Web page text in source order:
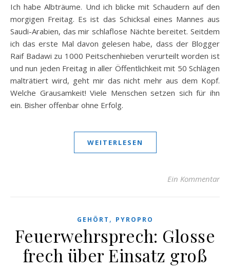
Ich habe Albträume. Und ich blicke mit Schaudern auf den
morgigen Freitag. Es ist das Schicksal eines Mannes aus
Saudi-Arabien, das mir schlaflose Nächte bereitet. Seitdem
ich das erste Mal davon gelesen habe, dass der Blogger
Raif Badawi zu 1000 Peitschenhieben verurteilt worden ist
und nun jeden Freitag in aller Öffentlichkeit mit 50 Schlägen
malträtiert wird, geht mir das nicht mehr aus dem Kopf.
Welche Grausamkeit! Viele Menschen setzen sich für ihn
ein. Bisher offenbar ohne Erfolg.
WEITERLESEN
Ein Kommentar
GEHÖRT , PYROPRO
Feuerwehrsprech: Glosse
frech über Einsatz groß